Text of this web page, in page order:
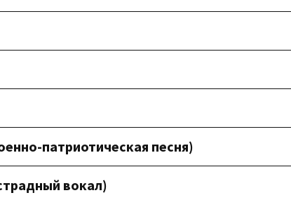
патриотическая песня)
вокал)